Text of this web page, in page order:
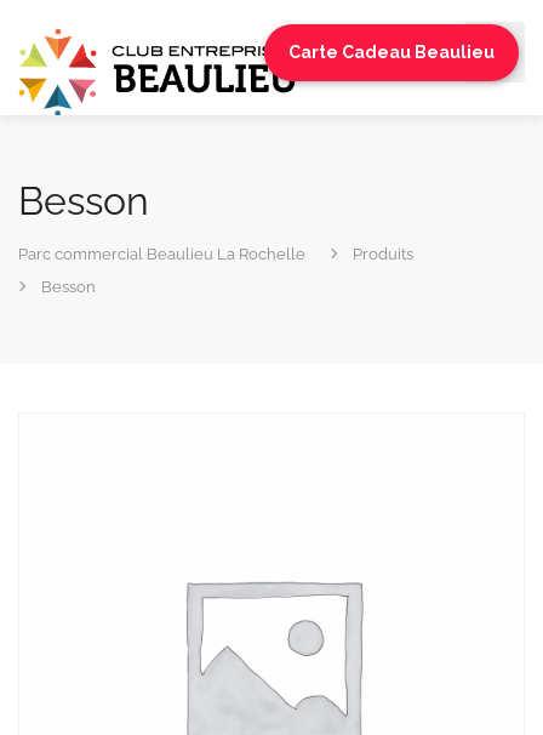
Carte Cadeau Beaulieu
Besson
Parc commercial Beaulieu La Rochelle
Produits
Besson